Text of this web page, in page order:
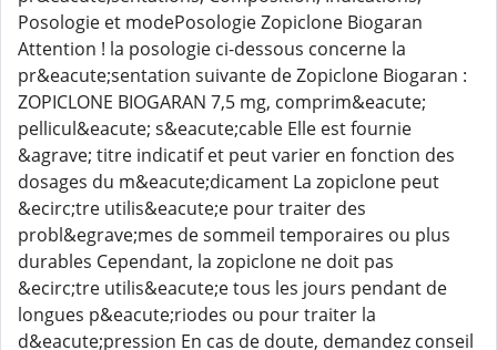
Posologie et modePosologie Zopiclone Biogaran
Attention ! la posologie ci-dessous concerne la
pr&eacute;sentation suivante de Zopiclone Biogaran :
ZOPICLONE BIOGARAN 7,5 mg, comprim&eacute;
pellicul&eacute; s&eacute;cable Elle est fournie
&agrave; titre indicatif et peut varier en fonction des
dosages du m&eacute;dicament La zopiclone peut
&ecirc;tre utilis&eacute;e pour traiter des
probl&egrave;mes de sommeil temporaires ou plus
durables Cependant, la zopiclone ne doit pas
&ecirc;tre utilis&eacute;e tous les jours pendant de
longues p&eacute;riodes ou pour traiter la
d&eacute;pression En cas de doute, demandez conseil